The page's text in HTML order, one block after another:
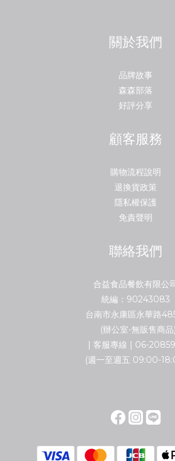
關於我們
品牌故事
森森部落
好評分享
顧客服務
購物流程說明
退換貨政策
隱私權保護
免責聲明
聯絡我們
合益食品餐飲有限公
統編：90243083
台南市永康區永華路
(辦公室-無販售商品)
| 客服專線 | 06-
(週一至週五 09:00-